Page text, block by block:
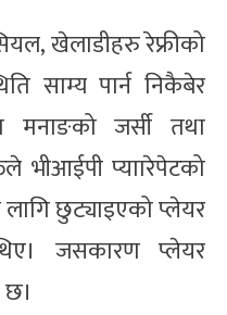
खेलाडीहरु रेफ्रीको
साम्य पार्न निकैबेर
मनाङको जर्सी तथा
भीआईपी प्याारेपेटको
छुट्याइएको प्लेयर
जसकारण प्लेयर